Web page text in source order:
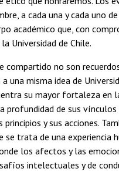
a cada una y cada uno
académico que, con
Universidad de Chile.
compartido no son
una misma idea de
su mayor fortaleza en
profundidad de sus vínculos
y sus acciones.
se trata de una experiencia
los afectos y las
intelectuales y de